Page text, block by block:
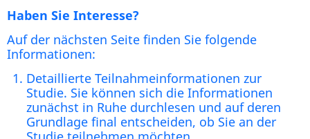
Haben Sie Interesse?
Auf der nächsten Seite finden Sie folgende
Informationen:
Detaillierte Teilnahmeinformationen zur
Studie. Sie können sich die Informationen
zunächst in Ruhe durchlesen und auf deren
Grundlage final entscheiden, ob Sie an der